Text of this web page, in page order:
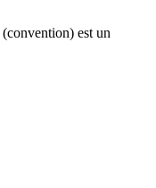
(convention) est un